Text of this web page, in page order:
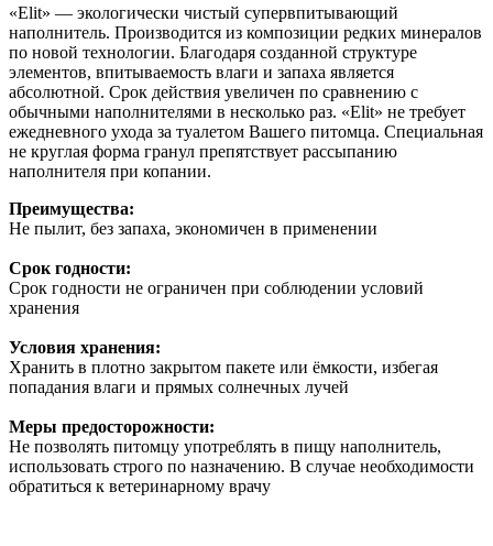
«Elit» — экологически чистый супервпитывающий
наполнитель. Производится из композиции редких минералов
по новой технологии. Благодаря созданной структуре
элементов, впитываемость влаги и запаха является
абсолютной. Срок действия увеличен по сравнению с
обычными наполнителями в несколько раз. «Elit» не требует
ежедневного ухода за туалетом Вашего питомца. Специальная
не круглая форма гранул препятствует рассыпанию
наполнителя при копании.
Преимущества:
Не пылит, без запаха, экономичен в применении
Срок годности:
Срок годности не ограничен при соблюдении условий
хранения
Условия хранения:
Хранить в плотно закрытом пакете или ёмкости, избегая
попадания влаги и прямых солнечных лучей
Меры предосторожности:
Не позволять питомцу употреблять в пищу наполнитель,
использовать строго по назначению. В случае необходимости
обратиться к ветеринарному врачу